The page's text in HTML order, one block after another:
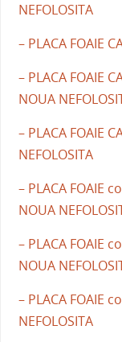
NEFOLOSITA
– PLACA FOAIE
– PLACA FOAIE
NOUA
– PLACA FOAIE
NEFOLOSITA
– PLACA FOAIE
NOUA
– PLACA FOAIE
NOUA
– PLACA FOAIE
NEFOLOSITA